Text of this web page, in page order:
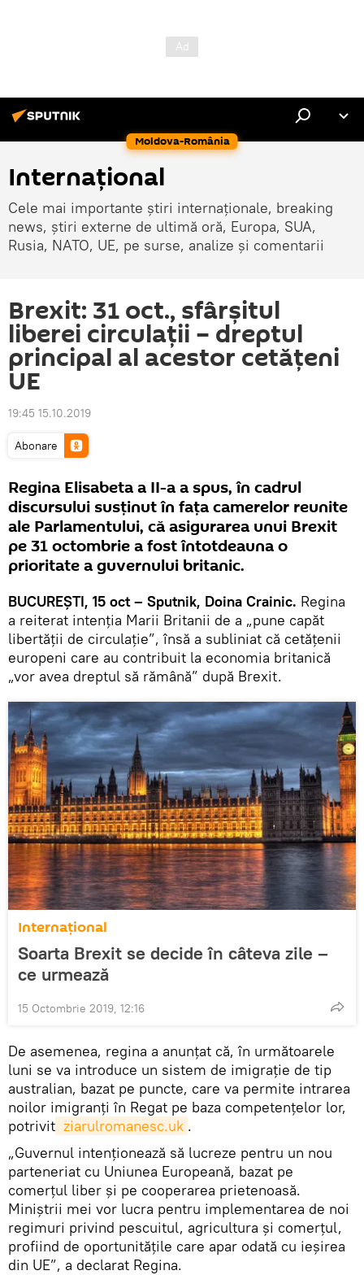
Moldova-România
Internaţional
Cele mai importante știri internaționale, breaking
news, știri externe de ultimă oră, Europa, SUA,
Rusia, NATO, UE, pe surse, analize și comentarii
Brexit: 31 oct., sfârşitul
liberei circulaţii – dreptul
principal al acestor cetăţeni
UE
19:45 15.10.2019
Abonare
Regina Elisabeta a II-a a spus, în cadrul
discursului susţinut în fața camerelor reunite
ale Parlamentului, că asigurarea unui Brexit
pe 31 octombrie a fost întotdeauna o
prioritate a guvernului britanic.
BUCUREŞTI, 15 oct – Sputnik, Doina Crainic. Regina
a reiterat intenţia Marii Britanii de a „pune capăt
libertății de circulaţie”, însă a subliniat că cetățenii
europeni care au contribuit la economia britanică
„vor avea dreptul să rămână” după Brexit.
Internaţional
Soarta Brexit se decide în câteva zile –
ce urmează
15 Octombrie 2019, 12:16
De asemenea, regina a anunţat că, în următoarele
luni se va introduce un sistem de imigraţie de tip
australian, bazat pe puncte, care va permite intrarea
noilor imigranți în Regat pe baza competențelor lor,
potrivit ziarulromanesc.uk .
„Guvernul intenționează să lucreze pentru un nou
parteneriat cu Uniunea Europeană, bazat pe
comerțul liber și pe cooperarea prietenoasă.
Miniștrii mei vor lucra pentru implementarea de noi
regimuri privind pescuitul, agricultura şi comerțul,
profiind de oportunitățile care apar odată cu ieșirea
din UE”, a declarat Regina.